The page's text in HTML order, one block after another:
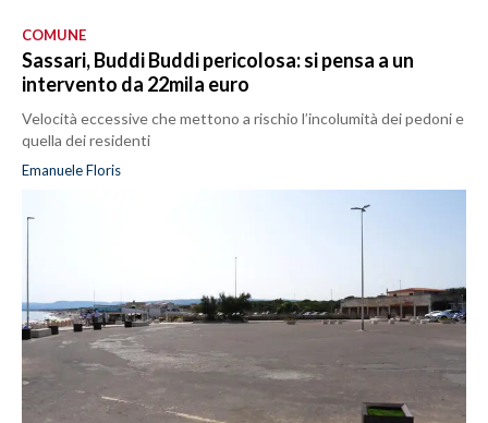
COMUNE
Sassari, Buddi Buddi pericolosa: si pensa a un
intervento da 22mila euro
Velocità eccessive che mettono a rischio l’incolumità dei pedoni e
quella dei residenti
Emanuele Floris